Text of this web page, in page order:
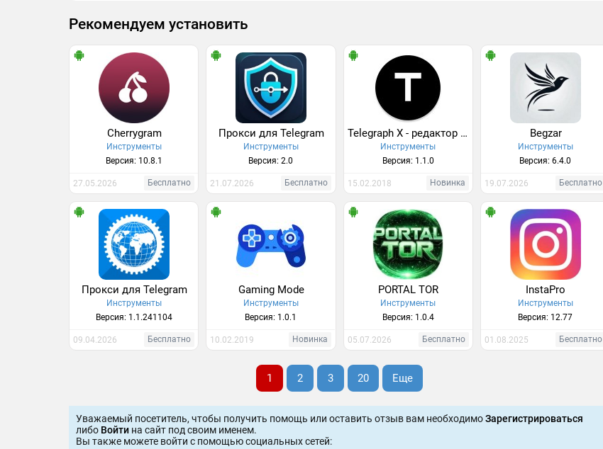
Рекомендуем установить
Cherrygram
Инструменты
Версия: 10.8.1
27.05.2026 Бесплатно
Прокси для Telegram
Инструменты
Версия: 2.0
21.07.2026 Бесплатно
Telegraph X - редактор статей для Telegram
Инструменты
Версия: 1.1.0
15.02.2018 Новинка
Begzar
Инструменты
Версия: 6.4.0
19.07.2026 Бесплатно
Прокси для Telegram
Инструменты
Версия: 1.1.241104
09.04.2026 Бесплатно
Gaming Mode
Инструменты
Версия: 1.0.1
10.02.2019 Новинка
PORTAL TOR
Инструменты
Версия: 1.0.4
05.07.2026 Бесплатно
InstaPro
Инструменты
Версия: 12.77
01.08.2025 Бесплатно
1 2 3 20 Еще
Уважаемый посетитель, чтобы получить помощь или оставить отзыв вам необходимоЗарегистрироваться
либо Войти на сайт под своим именем.
Вы также можете войти c помощью социальных сетей: